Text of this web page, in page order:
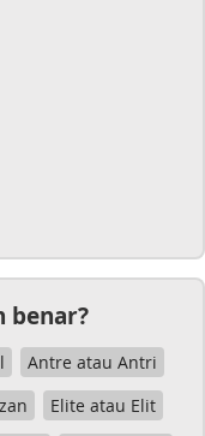
benar?
Antre atau Antri
Elite atau Elit